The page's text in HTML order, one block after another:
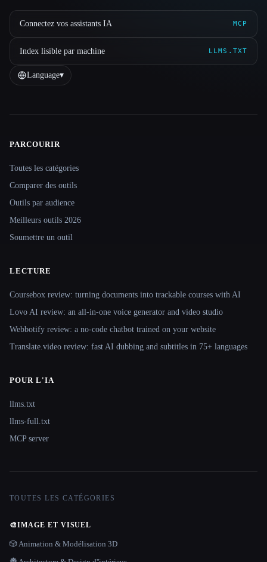
Connectez vos assistants IA MCP
Index lisible par machine LLMS.TXT
Language▾
Site navigation
PARCOURIR
Toutes les catégories
Comparer des outils
Outils par audience
Meilleurs outils 2026
Soumettre un outil
LECTURE
Coursebox review: turning documents into trackable courses with AI
Lovo AI review: an all-in-one voice generator and video studio
Webbotify review: a no-code chatbot trained on your website
Translate.video review: fast AI dubbing and subtitles in 75+ languages
POUR L'IA
llms.txt
llms-full.txt
MCP server
TOUTES LES CATÉGORIES
🎨IMAGE ET VISUEL
🎲 Animation & Modélisation 3D